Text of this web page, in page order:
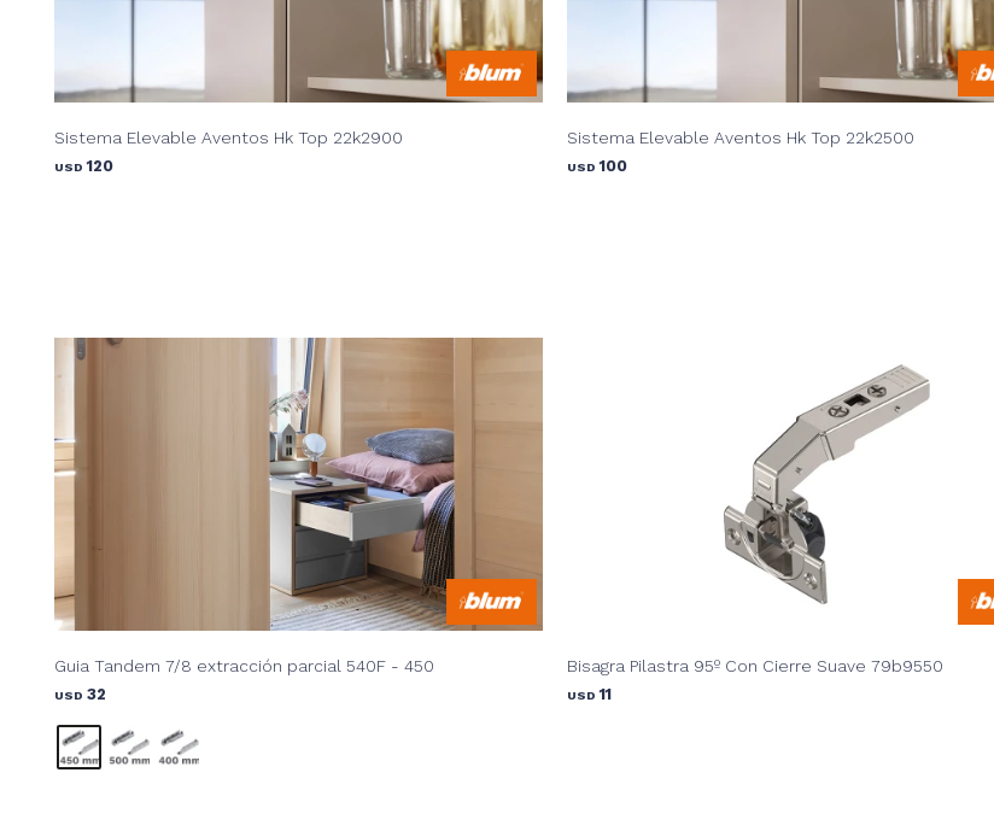
Sistema Elevable Aventos Hk Top 22k2900
USD 120
Sistema Elevable Aventos Hk Top 22k2500
USD 100
Guia Tandem 7/8 extracción parcial 540F - 450
USD 32
Bisagra Pilastra 95º Con Cierre Suave 79b9550
USD 11